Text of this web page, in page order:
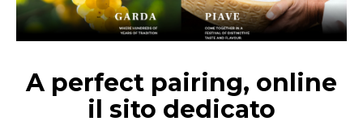
A perfect pairing, online
il sito dedicato